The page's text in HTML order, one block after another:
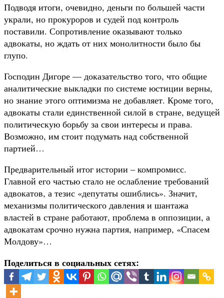
Подводя итоги, очевидно, деньги по большей части
украли, но прокуроров и судей под контроль
поставили. Сопротивление оказывают только
адвокаты, но ждать от них монолитности было бы
глупо.
Господин Дигоре — доказательство того, что общие
аналитические выкладки по системе юстиции верны,
но знание этого оптимизма не добавляет. Кроме того,
адвокаты стали единственной силой в стране, ведущей
политическую борьбу за свои интересы и права.
Возможно, им стоит подумать над собственной
партией…
Предварительный итог истории – компромисс.
Главной его частью стало не ослабление требований
адвокатов, а тезис «депутаты ошиблись». Значит,
механизмы политического давления и шантажа
властей в стране работают, проблема в оппозиции, а
адвокатам срочно нужна партия, например, «Спасем
Молдову»…
Поделиться в социальных сетях: